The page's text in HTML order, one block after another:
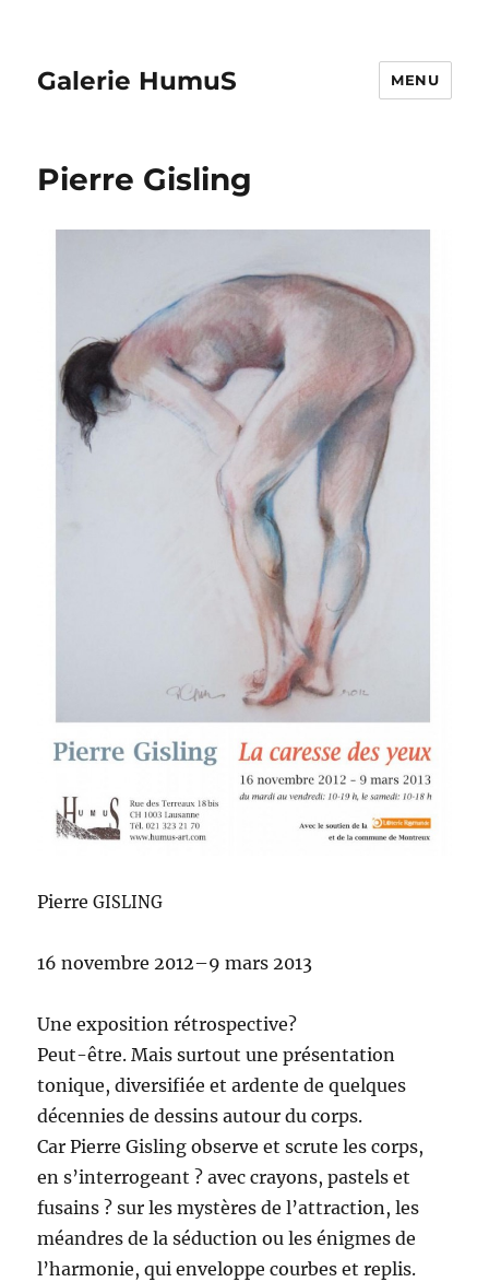
Galerie HumuS MENU
Pierre Gisling
PierreGISLING
16 novem­bre 2012–9 mars 2013
Une expo­si­tion rétrospective?
Peut-être. Mais surtout une présentation
tonique, diver­si­fiée et ardente de quelques
décen­nies de dessins autour du corps.
Car Pierre Gis­ling observe et scrute les corps,
en s’in­ter­ro­geant ? avec crayons, pas­tels et
fusains ? sur les mys­tères de l’at­trac­tion, les
méan­dres de la séduc­tion ou les énigmes de
l’har­monie, qui enveloppe courbes et replis.